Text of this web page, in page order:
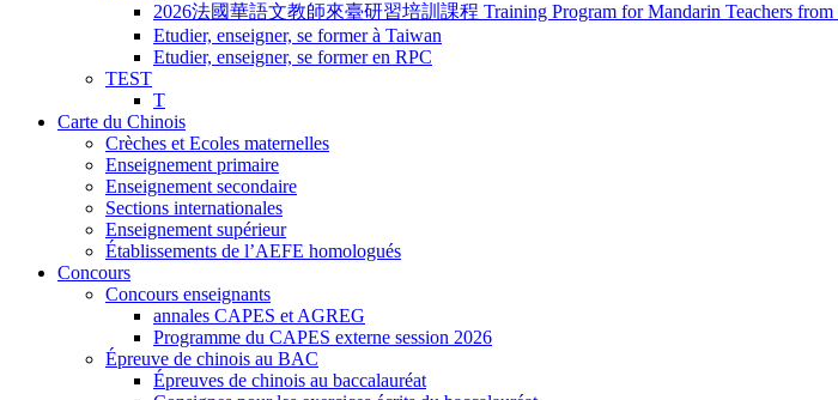
2026法國華語文教師來臺研習培訓課程 Training Program for Mandarin Teachers from
Etudier, enseigner, se former à Taiwan
Etudier, enseigner, se former en RPC
TEST
T
Carte du Chinois
Crèches et Ecoles maternelles
Enseignement primaire
Enseignement secondaire
Sections internationales
Enseignement supérieur
Établissements de l’AEFE homologués
Concours
Concours enseignants
annales CAPES et AGREG
Programme du CAPES externe session 2026
Épreuve de chinois au BAC
Épreuves de chinois au baccalauréat